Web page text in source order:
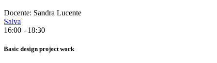
Docente: Sandra Lucente
Salva
16:00 - 18:30
Basic design project work